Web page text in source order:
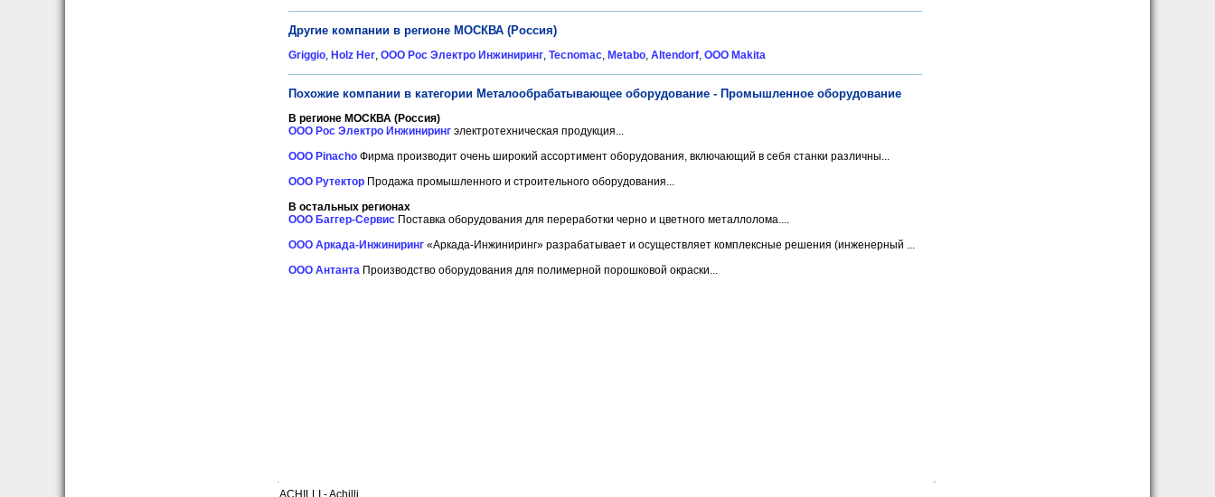
Другие компании в регионе МОСКВА (Россия)
Griggio, Holz Her, OOO Рос Электро Инжиниринг, Tecnomac, Metabo, Altendorf, ООО Makita
Похожие компании в категории Металообрабатывающее оборудование - Промышленное оборудование
В регионе МОСКВА (Россия)
OOO Рос Электро Инжиниринг электротехническая продукция...
OOO Pinacho Фирма производит очень широкий ассортимент оборудования, включающий в себя станки различны...
ООО Рутектор Продажа промышленного и строительного оборудования...
В остальных регионах
ООО Баггер-Сервис Поставка оборудования для переработки черно и цветного металлолома....
ООО Аркада-Инжиниринг «Аркада-Инжиниринг» разрабатывает и осуществляет комплексные решения (инженерный ...
ООО Антанта Производство оборудования для полимерной порошковой окраски...
ACHILLI - Achilli